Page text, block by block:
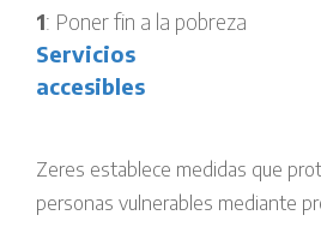
1: Poner fin a la pobreza
Servicios
accesibles
Zeres establece medidas que
personas vulnerables mediante